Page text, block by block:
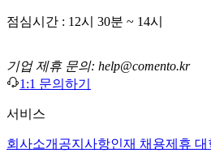
점심시간 : 12시 30분 ~ 14시
기업 제휴 문의: help@comento.kr
1:1 문의하기
서비스
회사소개 공지사항인재 채용제휴 대